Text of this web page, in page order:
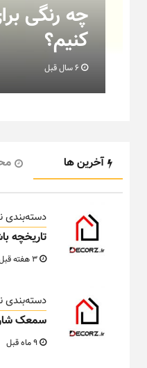
چه رنگی
کنیم؟
آخرین ها
دسته‌بندی
تاریخچه
دسته‌بندی
سمعک